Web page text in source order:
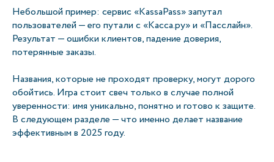
Небольшой пример: сервис «KassaPass» запутал
пользователей — его путали с «Касса.ру» и «Пасслайн».
Результат — ошибки клиентов, падение доверия,
потерянные заказы.
Названия, которые не проходят проверку, могут дорого
обойтись. Игра стоит свеч только в случае полной
уверенности: имя уникально, понятно и готово к защите.
В следующем разделе — что именно делает название
эффективным в 2025 году.